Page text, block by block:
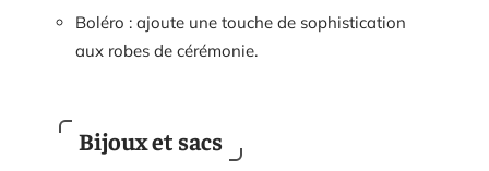
Boléro : ajoute une touche de sophistication
aux robes de cérémonie.
Bijoux et sacs